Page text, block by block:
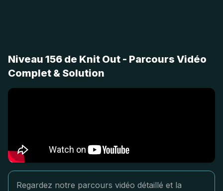
Niveau 156 de Knit Out - Parcours Vidéo
Complet & Solution
Regardez notre parcours vidéo détaillé et la